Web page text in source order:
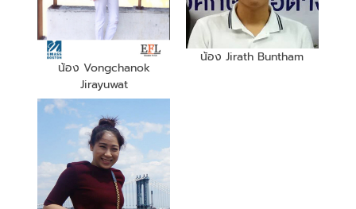
น้อง Vongchanok
Jirayuwat
น้อง Jirath Buntham